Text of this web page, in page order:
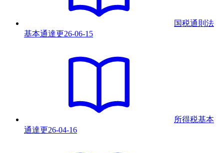
国税通則法
基本通達更26-06-15
所得税基本
通達更26-04-16